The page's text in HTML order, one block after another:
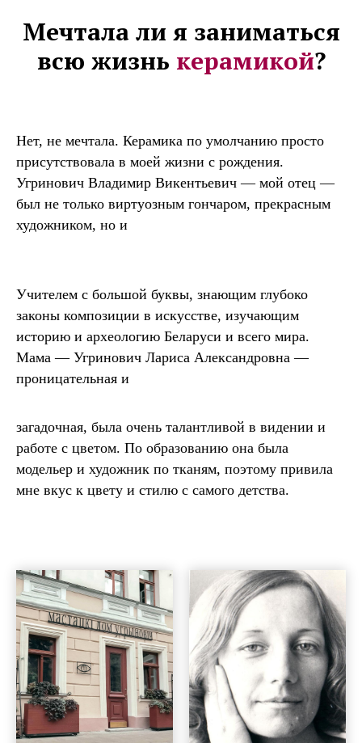
Мечтала ли я заниматься
всю жизнь керамикой?
Нет, не мечтала. Керамика по умолчанию просто
присутствовала в моей жизни с рождения.
Угринович Владимир Викентьевич — мой отец —
был не только виртуозным гончаром, прекрасным
художником, но и
Учителем с большой буквы, знающим глубоко
законы композиции в искусстве, изучающим
историю и археологию Беларуси и всего мира.
Мама — Угринович Лариса Александровна —
проницательная и
загадочная, была очень талантливой в видении и
работе с цветом. По образованию она была
модельер и художник по тканям, поэтому привила
мне вкус к цвету и стилю с самого детства.